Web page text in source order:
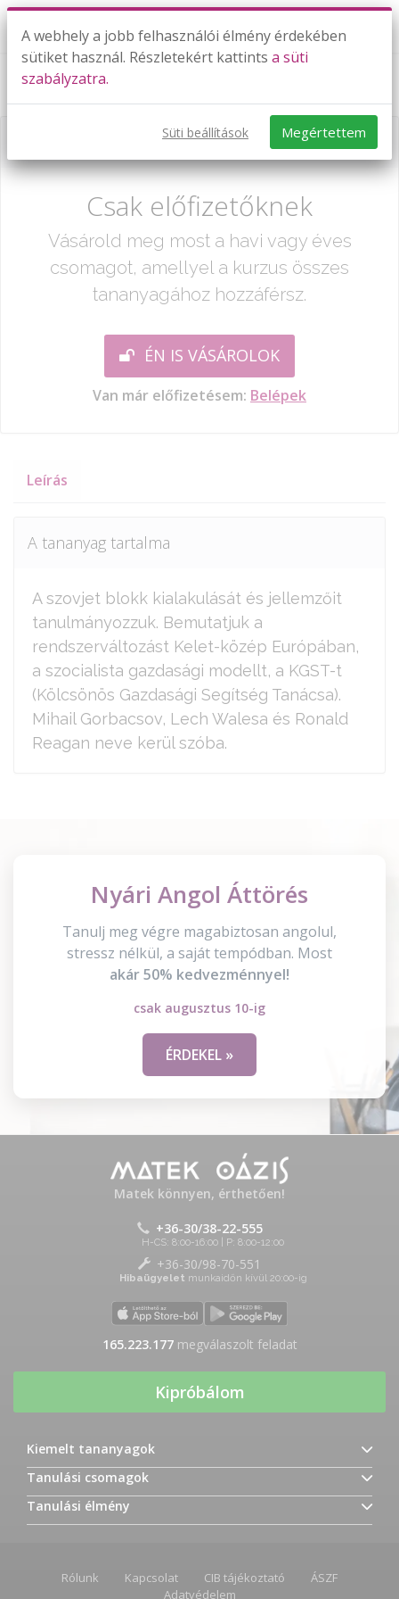
Szocialista rendszerek bukása
Már csak egy lépés:
Csak előfizetőknek
Vásárold meg most a havi vagy éves
csomagot, amellyel a kurzus összes
tananyagához hozzáférsz.
ÉN IS VÁSÁROLOK
Van már előfizetésem: Belépek
Leírás
A tananyag tartalma
A szovjet blokk kialakulását és jellemzőit
tanulmányozzuk. Bemutatjuk a
rendszerváltozást Kelet-közép Európában,
a szocialista gazdasági modellt, a KGST-t
(Kölcsönös Gazdasági Segítség Tanácsa).
Mihail Gorbacsov, Lech Walesa és Ronald
Reagan neve kerül szóba.
Nyári Angol Áttörés
Tanulj meg végre magabiztosan angolul,
stressz nélkül, a saját tempódban. Most
akár 50% kedvezménnyel!
csak augusztus 10-ig
ÉRDEKEL »
Matek könnyen, érthetően!
+36-30/38-22-555
H-CS: 8:00-16:00 | P: 8:00-12:00
+36-30/98-70-551
Hibaügyelet munkaidőn kívül 20:00-ig
165.223.177megválaszolt feladat
Kipróbálom
Kiemelt tananyagok
Tanulási csomagok
Tanulási élmény
Rólunk Kapcsolat CIB tájékoztató
ÁSZF
Adatvédelem
A webhely a jobb felhasználói élmény érdekében
sütiket használ. Részletekért kattints a süti
szabályzatra.
Süti beállítások Megértettem